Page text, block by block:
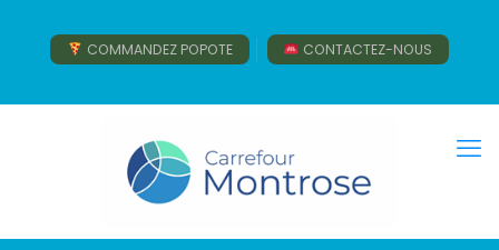
COMMANDEZ POPOTE CONTACTEZ-NOUS